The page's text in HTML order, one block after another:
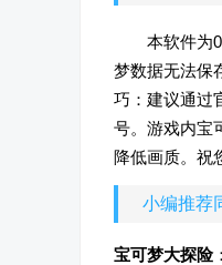
本软件为
梦数据无法保
巧：建议通过
号。游戏内宝
降低画质。祝
小编推荐
宝可梦大探险